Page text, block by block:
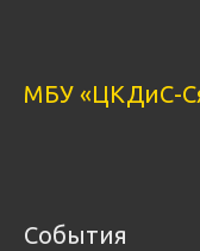
МБУ «ЦКДиС-
События